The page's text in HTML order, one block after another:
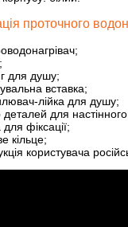
проточного
для душу;
вставка;
лійка для душу;
деталей для
для фіксації;
кільце;
користувача